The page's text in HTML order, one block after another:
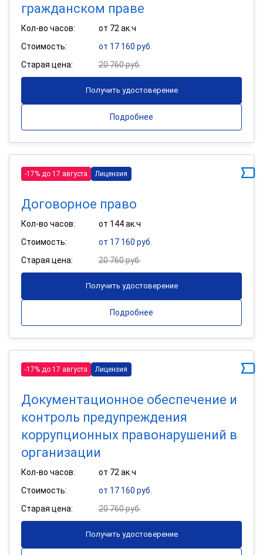
гражданском праве
Кол-во часов:
от 72 ак.ч
Стоимость:
от 17 160 руб.
Старая цена:
20 760 руб.
Получить удостоверение
Подробнее
-17% до 17 августа Лицензия
Договорное право
Кол-во часов:
от 144 ак.ч
Стоимость:
от 17 160 руб.
Старая цена:
20 760 руб.
Получить удостоверение
Подробнее
-17% до 17 августа Лицензия
Документационное обеспечение и
контроль предупреждения
коррупционных правонарушений в
организации
Кол-во часов:
от 72 ак.ч
Стоимость:
от 17 160 руб.
Старая цена:
20 760 руб.
Получить удостоверение